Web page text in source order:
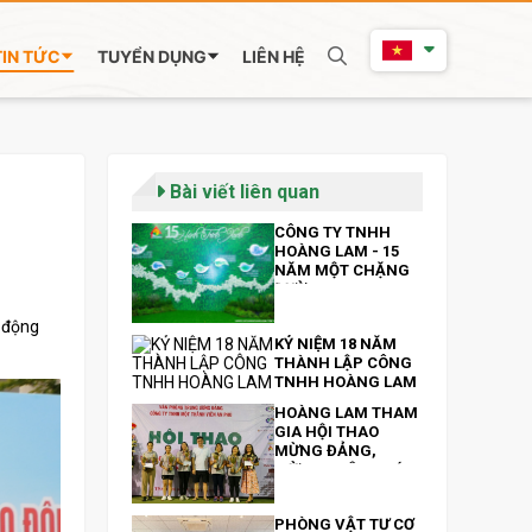
TỨC TUYỂN DỤNG LIÊN HỆ
Bài viết liên quan
CÔNG TY TNHH
HOÀNG LAM - 15
NĂM MỘT CHẶNG
ĐƯỜNG
KỶ NIỆM 18 NĂM
THÀNH LẬP CÔNG
TNHH HOÀNG LAM
HOÀNG LAM THAM
GIA HỘI THAO
MỪNG ĐẢNG,
MỪNG XUÂN QUÝ
MỪNG XUÂN QUÝ
PHÒNG VẬT TƯ CƠ